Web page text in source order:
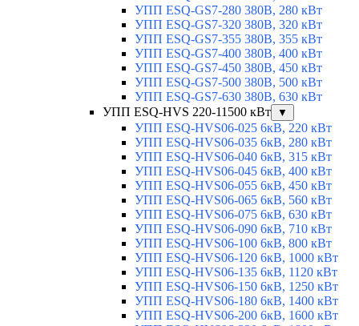
УПП ESQ-GS7-280 380В, 280 кВт
УПП ESQ-GS7-320 380В, 320 кВт
УПП ESQ-GS7-355 380В, 355 кВт
УПП ESQ-GS7-400 380В, 400 кВт
УПП ESQ-GS7-450 380В, 450 кВт
УПП ESQ-GS7-500 380В, 500 кВт
УПП ESQ-GS7-630 380В, 630 кВт
УПП ESQ-HVS 220-11500 кВт
▼
УПП ESQ-HVS06-025 6кВ, 220 кВт
УПП ESQ-HVS06-035 6кВ, 280 кВт
УПП ESQ-HVS06-040 6кВ, 315 кВт
УПП ESQ-HVS06-045 6кВ, 400 кВт
УПП ESQ-HVS06-055 6кВ, 450 кВт
УПП ESQ-HVS06-065 6кВ, 560 кВт
УПП ESQ-HVS06-075 6кВ, 630 кВт
УПП ESQ-HVS06-090 6кВ, 710 кВт
УПП ESQ-HVS06-100 6кВ, 800 кВт
УПП ESQ-HVS06-120 6кВ, 1000 кВт
УПП ESQ-HVS06-135 6кВ, 1120 кВт
УПП ESQ-HVS06-150 6кВ, 1250 кВт
УПП ESQ-HVS06-180 6кВ, 1400 кВт
УПП ESQ-HVS06-200 6кВ, 1600 кВт